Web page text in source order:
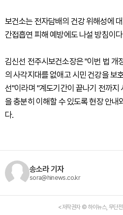
보건소는 전자담배의 건강 위해성에
간접흡연 피해 예방에도 나설 방침이
김신선 전주시보건소장은 "이번 법 개
의 사각지대를 없애고 시민 건강을 보
선"이라며 "계도기간이 끝나기 전까지
을 충분히 이해할 수 있도록 현장 안내
다.
송소라 기자
sora@hinews.co.kr
<저작권자 © 하이뉴스, 무단